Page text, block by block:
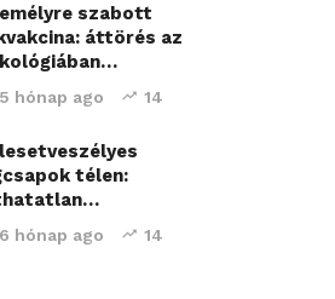
szabott
áttörés az
5 hónap ago 14
télen:
6 hónap ago 14